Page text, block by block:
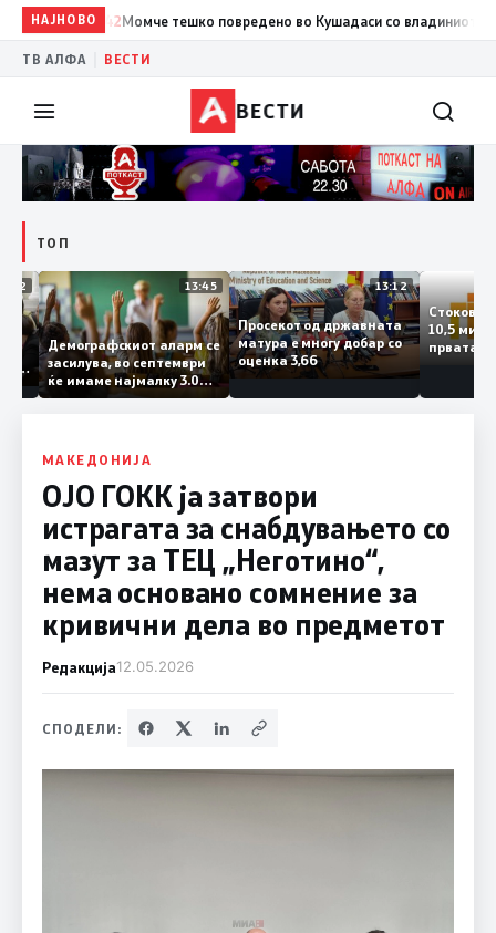
НАЈНОВО
14:42Момче тешко повредено во Кушадаси со владиниот авион
ТВ АЛФА ВЕСТИ
ВЕСТИ
ТОП
14:12 13:45
Демографскиот аларм се
засилува, во септември
ќе имаме најмалку 3.000
првачиња помалку
13:12
Просекот од државната
матура е многу добар со
оценка 3,66
10,5
МАКЕДОНИЈА
ОЈО ГОКК ја затвори
истрагата за снабдувањето со
мазут за ТЕЦ „Неготино“,
нема основано сомнение за
кривични дела во предметот
Редакција12.05.2026
СПОДЕЛИ: